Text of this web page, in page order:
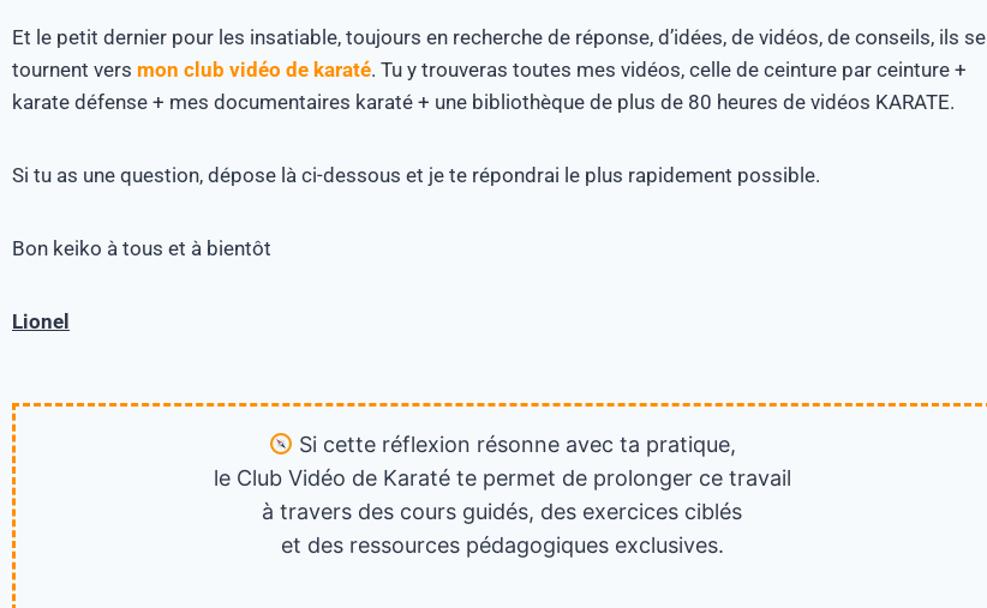
Et le petit dernier pour les insatiable, toujours en recherche de réponse, d’idées, de vidéos, de conseils, ils se
tournent vers mon club vidéo de karaté. Tu y trouveras toutes mes vidéos, celle de ceinture par ceinture +
karate défense + mes documentaires karaté + une bibliothèque de plus de 80 heures de vidéos KARATE.
Si tu as une question, dépose là ci-dessous et je te répondrai le plus rapidement possible.
Bon keiko à tous et à bientôt
Lionel
Si cette réflexion résonne avec ta pratique,
le Club Vidéo de Karaté te permet de prolonger ce travail
à travers des cours guidés, des exercices ciblés
et des ressources pédagogiques exclusives.